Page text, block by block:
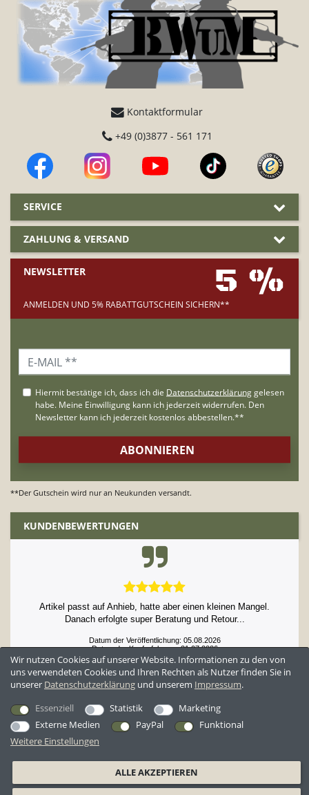
Kontaktformular
+49 (0)3877 - 561 171
SERVICE
ZAHLUNG & VERSAND
NEWSLETTER 5 %
ANMELDEN UND 5% RABATTGUTSCHEIN SICHERN**
**Der Gutschein wird nur an Neukunden versandt.
KUNDENBEWERTUNGEN
Artikel passt auf Anhieb, hatte aber einen kleinen Mangel.
Danach erfolgte super Beratung und Retour...
Datum der Veröffentlichung: 05.08.2026
Datum der Kauferfahrung: 21.07.2026
Wir nutzen Cookies auf unserer Website. Informationen zu den von
uns verwendeten Cookies und Ihren Rechten als Nutzer finden Sie in
unserer Daten­schutz­erklärung und unserem Impressum.
Essenziell
Statistik
Marketing
Externe Medien
PayPal
Funktional
Weitere Einstellungen
ALLE AKZEPTIEREN
AGB Datenschutzerklärung Widerrufsrecht Widerrufsformular